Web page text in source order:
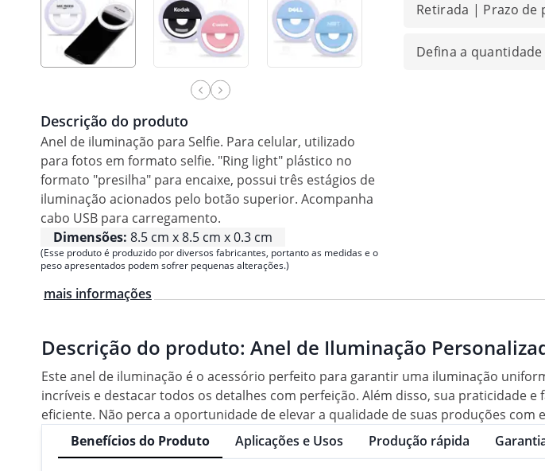
Descrição do produto
Anel de iluminação para Selfie. Para celular, utilizado
para fotos em formato selfie. "Ring light" plástico no
formato "presilha" para encaixe, possui três estágios de
iluminação acionados pelo botão superior. Acompanha
cabo USB para carregamento.
Dimensões: 8.5 cm x 8.5 cm x 0.3 cm
(Esse produto é produzido por diversos fabricantes, portanto as medidas e o
peso apresentados podem sofrer pequenas alterações.)
Retirada | Prazo de
Defina a quantidade
mais informações
Descrição do produto: Anel de Iluminação
Este anel de iluminação é o acessório perfeito para garantir uma iluminação
incríveis e destacar todos os detalhes com perfeição. Além disso, sua praticidade
eficiente. Não perca a oportunidade de elevar a qualidade de suas produções com
Benefícios do Produto
Aplicações e Usos Produção rápida